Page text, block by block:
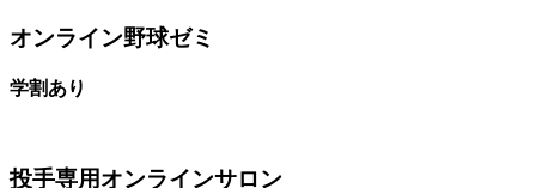
オンライン野球ゼミ
学割あり
投手専用オンラインサロン